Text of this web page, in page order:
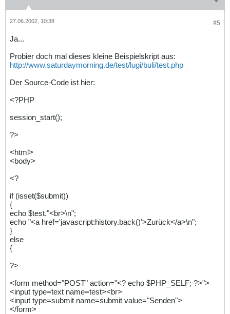
#5
27.06.2002, 10:38
Ja...
Probier doch mal dieses kleine Beispielskript aus:
http://www.saturdaymorning.de/test/lugi/buli/test.php
Der Source-Code ist hier:
<?PHP
session_start();
?>
<html>
<body>
<?
if (isset($submit))
{
echo $test."<br>\n";
echo "<a href='javascript:history.back()'>Zurück</a>\n";
}
else
{
?>
<form method="POST" action="<? echo $PHP_SELF; ?>">
<input type=text name=test><br>
<input type=submit name=submit value="Senden">
</form>